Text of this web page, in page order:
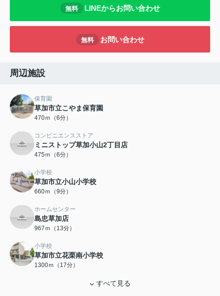
無料 LINEからお問い合わせ
無料 お問い合わせ
周辺施設
保育園
草加市立こやま保育園
470ｍ（6分）
コンビニエンスストア
ミニストップ草加小山2丁目店
475ｍ（6分）
小学校
草加市立小山小学校
660ｍ（9分）
ホームセンター
島忠草加店
967ｍ（13分）
小学校
草加市立花栗南小学校
1300ｍ（17分）
すべて見る